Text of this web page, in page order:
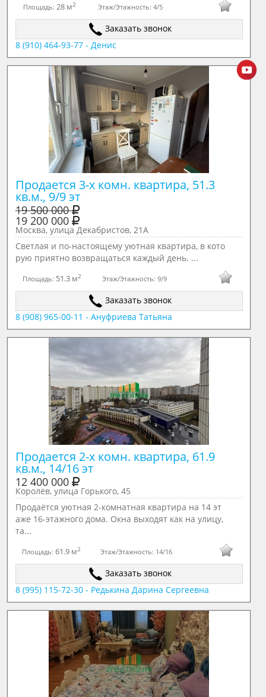
Площадь:28 м2 Этаж/Этажность:4/5
Заказать звонок
8 (910) 464-93-77 - Денис
Продается 3-х комн. квартира, 51.3
кв.м., 9/9 эт
19 500 000
19 200 000
Москва, улица Декабристов, 21А
Светлая и по-настоящему уютная квартира, в кото
рую приятно возвращаться каждый день. ...
Площадь: 51.3 м2 Этаж/Этажность:9/9
Заказать звонок
8 (908) 965-00-11 - Ануфриева Татьяна
Продается 2-х комн. квартира, 61.9
кв.м., 14/16 эт
12 400 000
Королёв, улица Горького, 45
Продаётся уютная 2-комнатная квартира на 14 эт
аже 16-этажного дома. Окна выходят как на улицу,
та...
Площадь:61.9 м2 Этаж/Этажность: 14/16
Заказать звонок
8 (995) 115-72-30 - Редькина Дарина Сергеевна